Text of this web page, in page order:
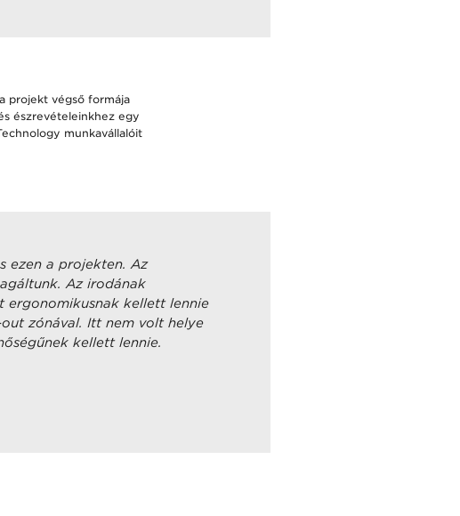
projekt végső formája
észrevételeinkhez egy
munkavállalóit
ezen a projekten. Az
Az irodának
ergonomikusnak kellett lennie
zónával. Itt nem volt helye
kellett lennie.